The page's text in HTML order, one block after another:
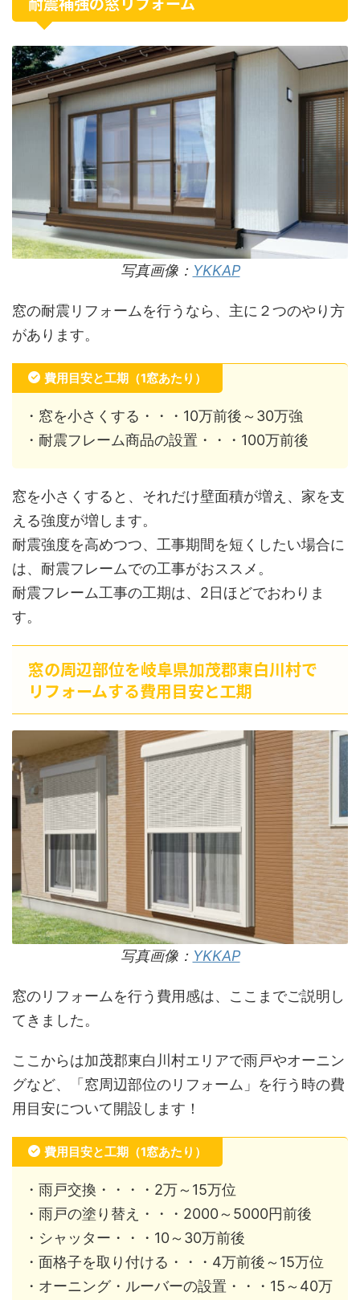
写真画像： YKKAP
窓の耐震リフォームを行うなら、主に２つのやり方
があります。
費用目安と工期（1窓あたり）
・窓を小さくする・・・10万前後～30万強
・耐震フレーム商品の設置・・・100万前後
窓を小さくすると、それだけ壁面積が増え、家を支
える強度が増します。
耐震強度を高めつつ、工事期間を短くしたい場合に
は、耐震フレームでの工事がおススメ。
耐震フレーム工事の工期は、2日ほどでおわりま
す。
窓の周辺部位を岐阜県加茂郡東白川村で
リフォームする費用目安と工期
写真画像： YKKAP
窓のリフォームを行う費用感は、ここまでご説明し
てきました。
ここからは加茂郡東白川村エリアで雨戸やオーニン
グなど、「窓周辺部位のリフォーム」を行う時の費
用目安について開設します！
費用目安と工期（1窓あたり）
・雨戸交換・・・・2万～15万位
・雨戸の塗り替え・・・2000～5000円前後
・シャッター・・・10～30万前後
・面格子を取り付ける・・・4万前後～15万位
・オーニング・ルーバーの設置・・・15～40万